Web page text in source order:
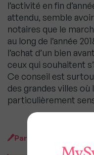
l’activité en fin
attendu, semble
notaires que le
au long de l’année
l’achat d’un bien
ceux qui souhaitent
Ce conseil est
des grandes villes
particulièrement
Par